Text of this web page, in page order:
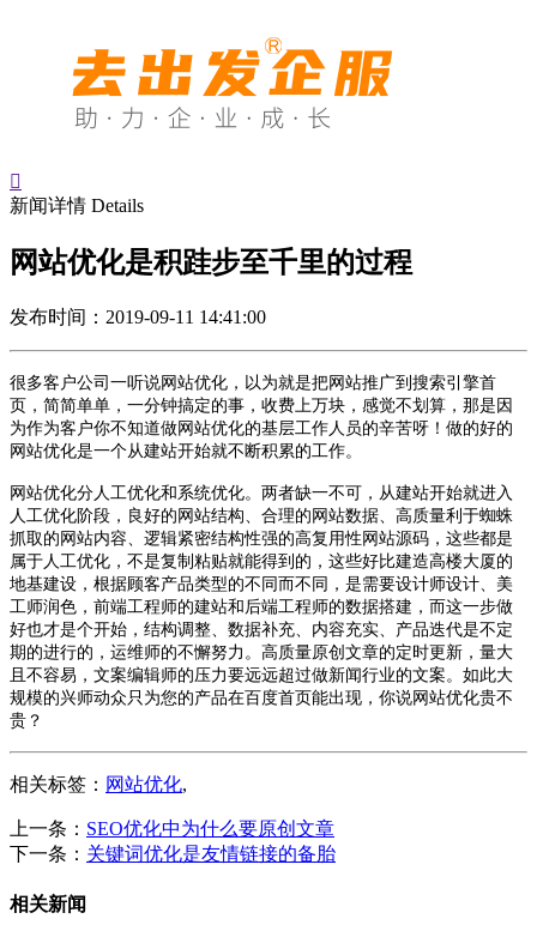

新闻详情 Details
网站优化是积跬步至千里的过程
发布时间：2019-09-11 14:41:00
很多客户公司一听说网站优化，以为就是把网站推广到搜索引擎首
页，简简单单，一分钟搞定的事，收费上万块，感觉不划算，那是因
为作为客户你不知道做网站优化的基层工作人员的辛苦呀！做的好的
网站优化是一个从建站开始就不断积累的工作。
网站优化分人工优化和系统优化。两者缺一不可，从建站开始就进入
人工优化阶段，良好的网站结构、合理的网站数据、高质量利于蜘蛛
抓取的网站内容、逻辑紧密结构性强的高复用性网站源码，这些都是
属于人工优化，不是复制粘贴就能得到的，这些好比建造高楼大厦的
地基建设，根据顾客产品类型的不同而不同，是需要设计师设计、美
工师润色，前端工程师的建站和后端工程师的数据搭建，而这一步做
好也才是个开始，结构调整、数据补充、内容充实、产品迭代是不定
期的进行的，运维师的不懈努力。高质量原创文章的定时更新，量大
且不容易，文案编辑师的压力要远远超过做新闻行业的文案。如此大
规模的兴师动众只为您的产品在百度首页能出现，你说网站优化贵不
贵？
相关标签： 网站优化,
上一条： SEO优化中为什么要原创文章
下一条： 关键词优化是友情链接的备胎
相关新闻